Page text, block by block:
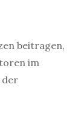
beitragen,
im
der